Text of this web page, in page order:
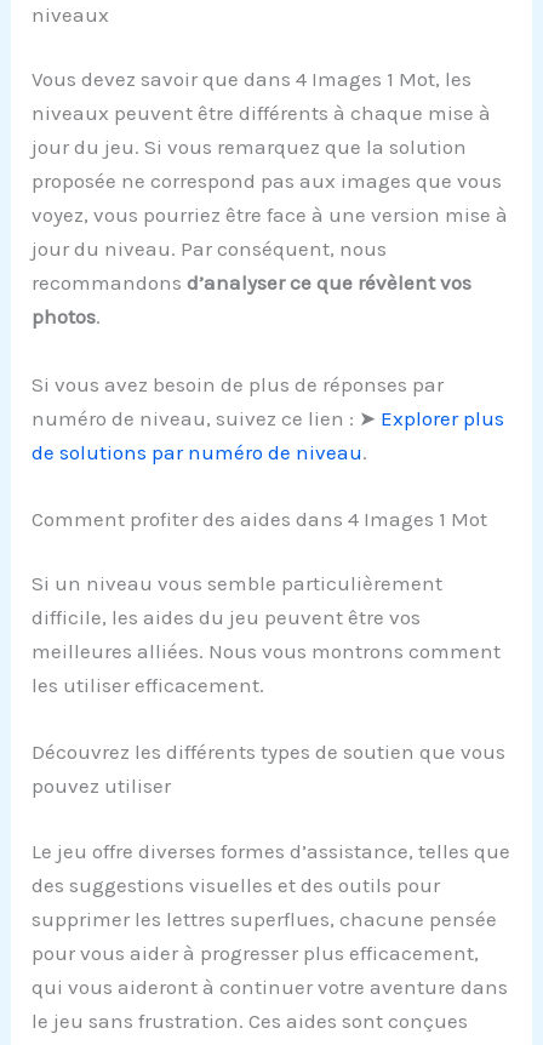
niveaux
Vous devez savoir que dans 4 Images 1 Mot, les
niveaux peuvent être différents à chaque mise à
jour du jeu. Si vous remarquez que la solution
proposée ne correspond pas aux images que vous
voyez, vous pourriez être face à une version mise à
jour du niveau. Par conséquent, nous
recommandonsd’analyser ce que révèlent vos
photos.
Si vous avez besoin de plus de réponses par
numéro de niveau, suivez ce lien : ➤ Explorer plus
de solutions par numéro de niveau.
Comment profiter des aides dans 4 Images 1 Mot
Si un niveau vous semble particulièrement
difficile, les aides du jeu peuvent être vos
meilleures alliées. Nous vous montrons comment
les utiliser efficacement.
Découvrez les différents types de soutien que vous
pouvez utiliser
Le jeu offre diverses formes d’assistance, telles que
des suggestions visuelles et des outils pour
supprimer les lettres superflues, chacune pensée
pour vous aider à progresser plus efficacement,
qui vous aideront à continuer votre aventure dans
le jeu sans frustration. Ces aides sont conçues